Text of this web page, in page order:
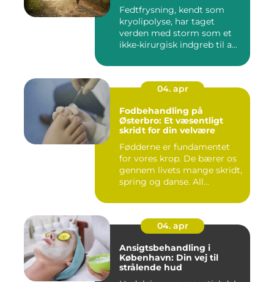
Fedtfrysning, kendt som
kryolipolyse, har taget
verden med storm som et
ikke-kirurgisk indgreb til a...
04. apr
Fodbehandling på
Østerbro: Et væsentligt
skridt for din velvære
Fødderne er fundamentet
for vores krop. De bærer os
gennem livets mange skridt,
spring og danse. All...
04. apr
Ansigtsbehandling i
København: Din vej til
strålende hud